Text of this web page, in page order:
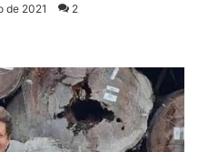
de 2021 2